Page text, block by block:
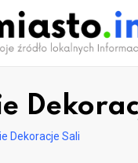
Dekoracje Sali